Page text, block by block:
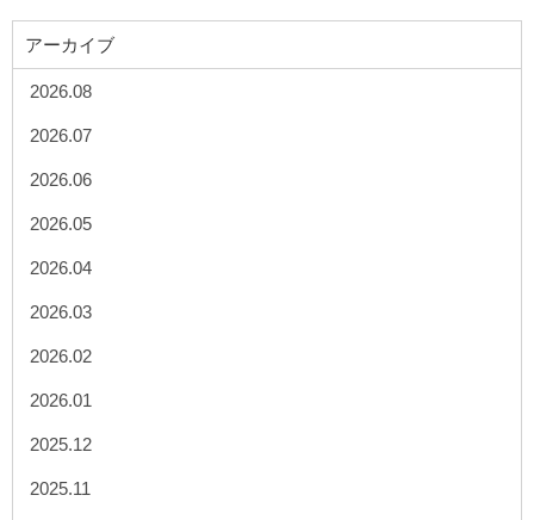
アーカイブ
2026.08
2026.07
2026.06
2026.05
2026.04
2026.03
2026.02
2026.01
2025.12
2025.11